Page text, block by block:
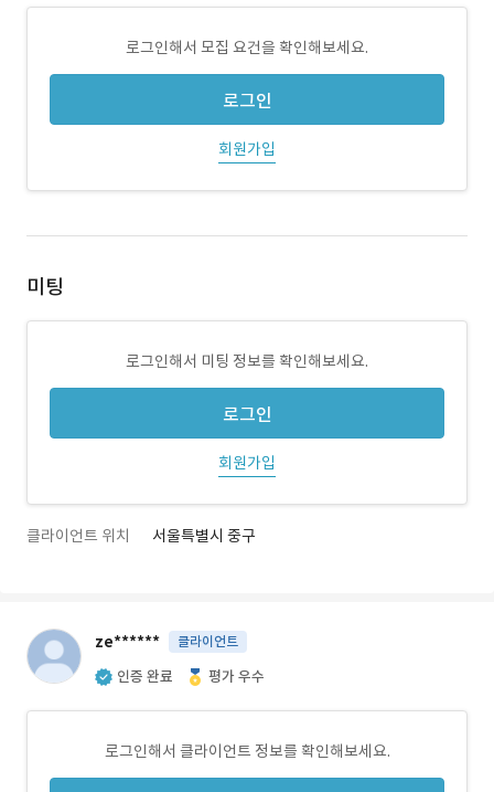
로그인해서 모집 요건을 확인해보세요.
로그인
회원가입
미팅
로그인해서 미팅 정보를 확인해보세요.
로그인
회원가입
클라이언트 위치 서울특별시 중구
ze****** 클라이언트
인증 완료 평가 우수
로그인해서 클라이언트 정보를 확인해보세요.